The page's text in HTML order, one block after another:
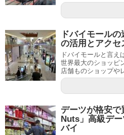
ドバイモール
の活用とアクセ
ドバイモールと言え
世界最大のショッピ
店舗ものショップや
デーツが格安
Nuts」高級デ
バイ